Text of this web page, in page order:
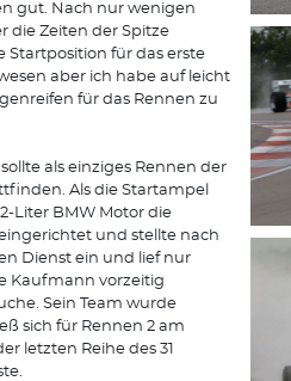
gut. Nach nur wenigen
die Zeiten der Spitze
Startposition für das erste
aber ich habe auf leicht
für das Rennen zu
als einziges Rennen der
Als die Startampel
Liter BMW Motor die
und stellte nach
Dienst ein und lief nur
Kaufmann vorzeitig
Sein Team wurde
sich für Rennen 2 am
letzten Reihe des 31